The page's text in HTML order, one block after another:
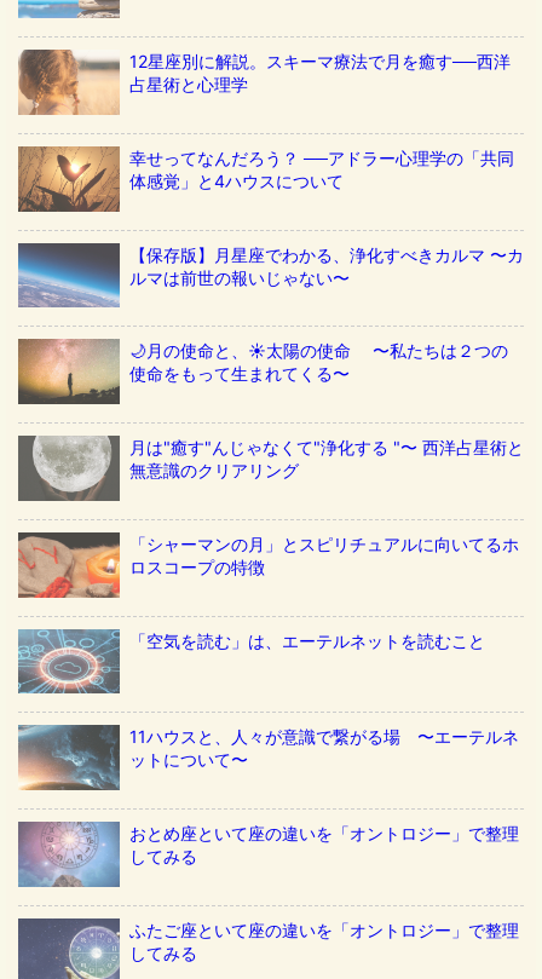
12星座別に解説。スキーマ療法で月を癒す──西洋
占星術と心理学
幸せってなんだろう？ ──アドラー心理学の「共同
体感覚」と4ハウスについて
【保存版】月星座でわかる、浄化すべきカルマ 〜カ
ルマは前世の報いじゃない〜
🌙月の使命と、☀️太陽の使命 〜私たちは２つの
使命をもって生まれてくる〜
月は"癒す"んじゃなくて"浄化する "〜 西洋占星術と
無意識のクリアリング
「シャーマンの月」とスピリチュアルに向いてるホ
ロスコープの特徴
「空気を読む」は、エーテルネットを読むこと
11ハウスと、人々が意識で繋がる場 〜エーテルネ
ットについて〜
おとめ座といて座の違いを「オントロジー」で整理
してみる
ふたご座といて座の違いを「オントロジー」で整理
してみる